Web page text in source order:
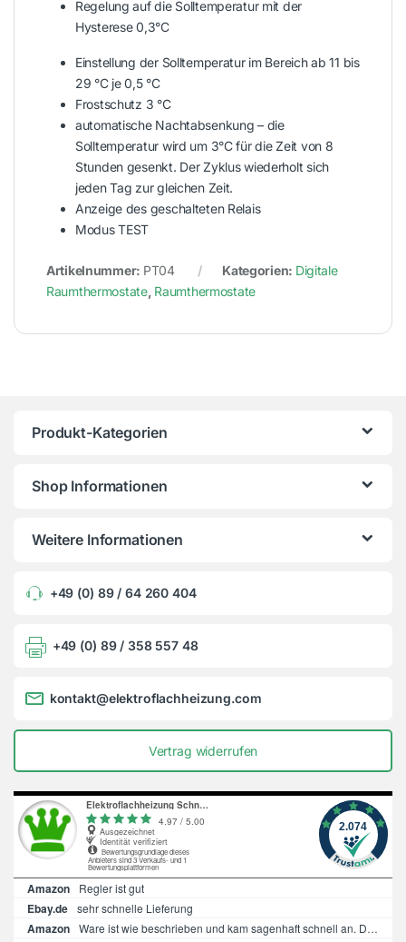
Regelung auf die Solltemperatur mit der
Hysterese 0,3°C
Einstellung der Solltemperatur im Bereich ab 11 bis
29 °C je 0,5 °C
Frostschutz 3 °C
automatische Nachtabsenkung – die
Solltemperatur wird um 3°C für die Zeit von 8
Stunden gesenkt. Der Zyklus wiederholt sich
jeden Tag zur gleichen Zeit.
Anzeige des geschalteten Relais
Modus TEST
Artikelnummer: PT04 Kategorien: Digitale
Raumthermostate, Raumthermostate
Produkt-Kategorien
Shop Informationen
Weitere Informationen
+49 (0) 89 / 64 260 404
+49 (0) 89 / 358 557 48
kontakt@elektroflachheizung.com
Vertrag widerrufen